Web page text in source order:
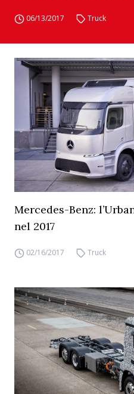
06/13/2017 Truck
Mercedes-Benz:
nel 2017
02/16/2017 Truck